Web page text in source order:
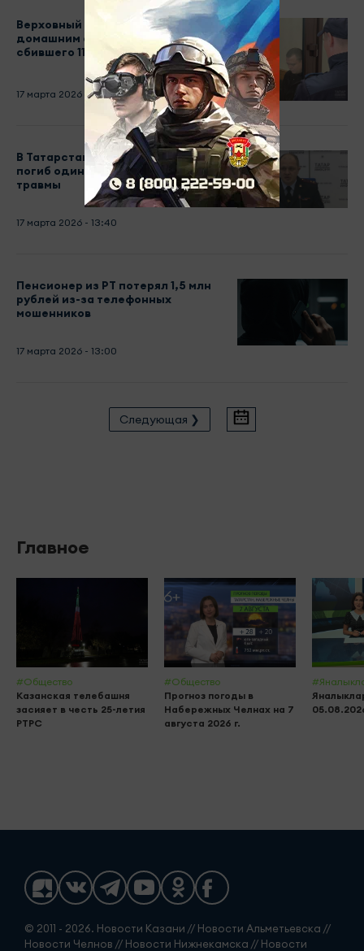
Верховный суд РТ оставил под
домашним арестом таксиста,
сбившего 11 человек
17 марта 2026 - 14:03
В Татарстане с начала года в ДТП
погиб один ребенок, 45 получили
травмы
17 марта 2026 - 13:40
Пенсионер из РТ потерял 1,5 млн
рублей из-за телефонных
мошенников
17 марта 2026 - 13:00
Следующая ❯
Главное
#Общество
Казанская телебашня
засияет в честь 25-летия
РТРС
#Общество
Прогноз погоды в
Набережных Челнах на 7
августа 2026 г.
© 2011 - 2026. Новости Казани // Новости Альметьевска //
Новости Челнов // Новости Нижнекамска // Новости